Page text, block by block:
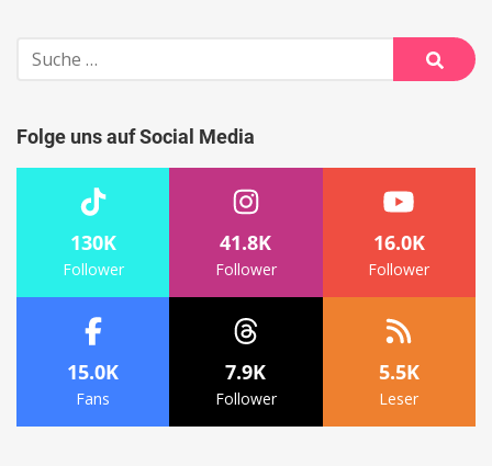
Suche
nach:
Suche
Folge uns auf Social Media
130K
Follower
41.8K
Follower
16.0K
Follower
15.0K
Fans
7.9K
Follower
5.5K
Leser